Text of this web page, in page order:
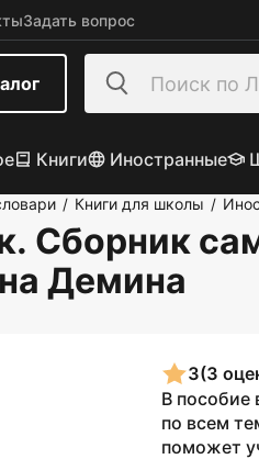
Задать вопрос
Книги Иностранные
/ Книги для школы /
Сборник
Демина
3(3
В пособие
по всем
поможет